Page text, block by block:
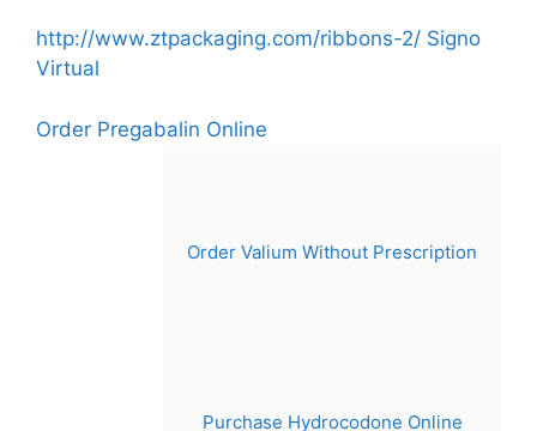
content
http://www.ztpackaging.com/ribbons-2/ Signo
Virtual
Order Pregabalin Online
Order Valium Without Prescription
Purchase Hydrocodone Online